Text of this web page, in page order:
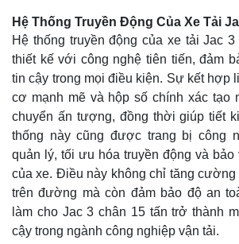
Hệ Thống Truyền Động Của Xe Tải
Hệ thống truyền động của xe tải Jac
thiết kế với công nghệ tiên tiến, đảm
tin cậy trong mọi điều kiện. Sự kết hợp
cơ mạnh mẽ và hộp số chính xác tạo
chuyển ấn tượng, đồng thời giúp tiết
thống này cũng được trang bị công
quản lý, tối ưu hóa truyền động và bảo
của xe. Điều này không chỉ tăng
trên đường mà còn đảm bảo độ an
làm cho Jac 3 chân 15 tấn trở thành
cậy trong ngành công nghiệp vận tải.